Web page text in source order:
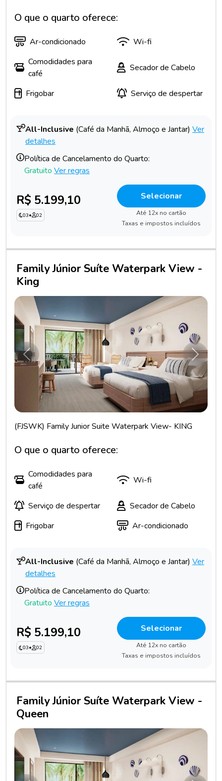
O que o quarto oferece:
Ar-condicionado
Wi-fi
Comodidades para
café
Secador de Cabelo
Frigobar Serviço de despertar
All-Inclusive (Café da Manhã, Almoço e Jantar) Ver
detalhes
Política de Cancelamento do Quarto:
Gratuito Ver regras
R$ 5.199,10
03• 02
Selecionar
Até 12x no cartão
Taxas e impostos incluídos
Family Júnior Suíte Waterpark View -
King
Anterior
(FJSWK) Family Junior Suite Waterpark View- KING
O que o quarto oferece:
Comodidades para
café
Wi-fi
Serviço de despertar
Secador de Cabelo
Frigobar
Ar-condicionado
All-Inclusive (Café da Manhã, Almoço e Jantar) Ver
detalhes
Política de Cancelamento do Quarto:
Gratuito Ver regras
R$ 5.199,10
03• 02
Selecionar
Até 12x no cartão
Taxas e impostos incluídos
Family Júnior Suíte Waterpark View -
Queen